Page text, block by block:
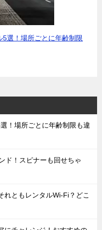
5選！場所ごとに年齢制限
！場所ごとに年齢制限も違
ド！スピナーも回せちゃ
れともレンタルWi-Fi？どこ